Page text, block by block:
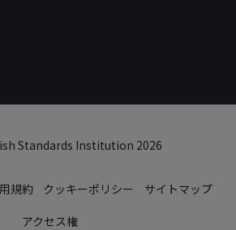
Standards Institution 2026
規約 クッキーポリシー
サイトマップ
アクセス権